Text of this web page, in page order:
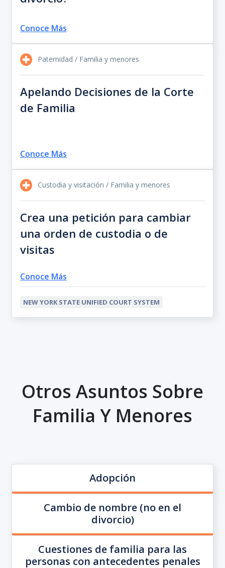
Conoce Más
Paternidad / Familia y menores
Apelando Decisiones de la Corte
de Familia
Conoce Más
Custodia y visitación / Familia y menores
Crea una petición para cambiar
una orden de custodia o de
visitas
Conoce Más
NEW YORK STATE UNIFIED COURT SYSTEM
Otros Asuntos Sobre
Familia Y Menores
Adopción
Cambio de nombre (no en el
divorcio)
Cuestiones de familia para las
personas con antecedentes penales